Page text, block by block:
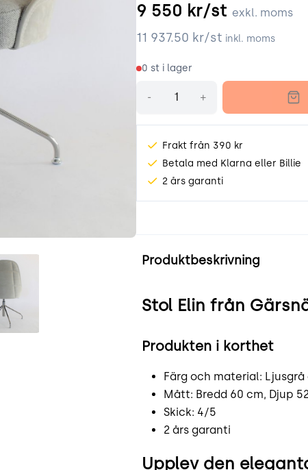
3_URfj_3zqDm.png
9 550 kr/st exkl. moms
11 937.50 kr/st inkl. moms
0 st i lager
- +
Frakt från 390 kr
Betala med Klarna eller Billie
2 års garanti
Produktbeskrivning
Stol Elin från
Produkten i korthet
Färg och material:
Mått: Bredd 60 cm, Djup
Skick: 4/5
2 års garanti
Upplev den